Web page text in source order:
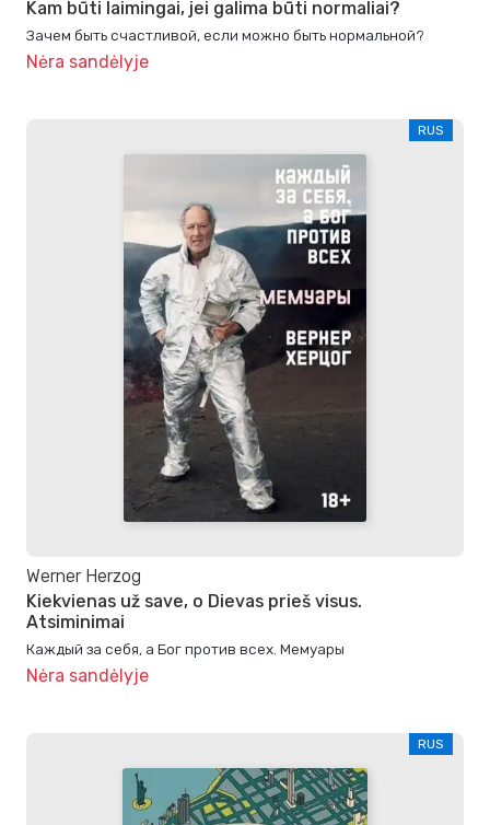
Kam būti laimingai, jei galima būti normaliai?
Зачем быть счастливой, если можно быть нормальной?
Nėra sandėlyje
RUS
Werner Herzog
Kiekvienas už save, o Dievas prieš visus.
Atsiminimai
Каждый за себя, а Бог против всех. Мемуары
Nėra sandėlyje
RUS